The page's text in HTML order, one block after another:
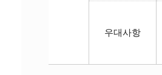
우대사항